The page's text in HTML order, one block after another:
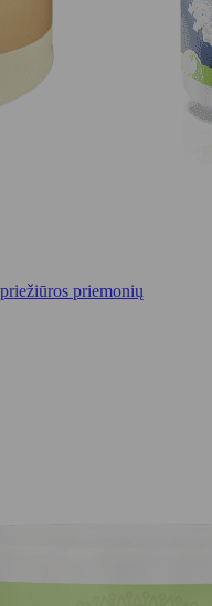
priemonių